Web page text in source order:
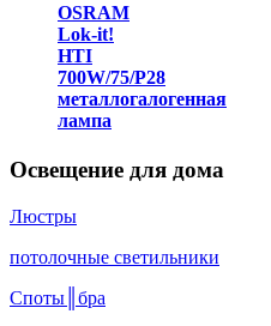
OSRAM
Lok-it!
HTI
700W/75/P28
металлогалогенная
лампа
Освещение для дома
Люстры
потолочные светильники
Споты║бра